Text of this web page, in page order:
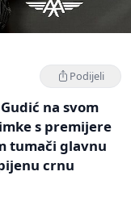
Podijeli
na svom
s premijere
tumači glavnu
crnu